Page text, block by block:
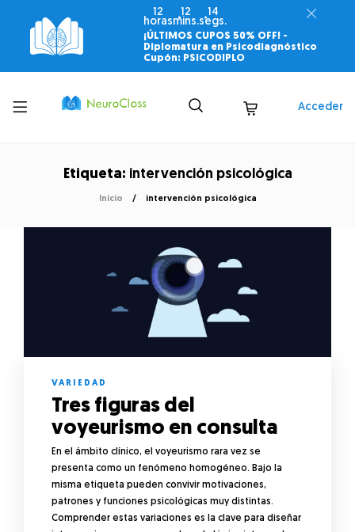
12
horas
12
mins.
13
segs.
¡ÚLTIMOS CUPOS 50% OFF! -
Diplomatura en Psicodiagnóstico
Cupón: PSICODIPLO
Toggle
menu
Acceder
Etiqueta: intervención psicológica
Inicio intervención psicológica
VARIEDAD
Tres figuras del
voyeurismo en consulta
En el ámbito clínico, el voyeurismo rara vez se
presenta como un fenómeno homogéneo. Bajo la
misma etiqueta pueden convivir motivaciones,
patrones y funciones psicológicas muy distintas.
Comprender estas variaciones es la clave para diseñar